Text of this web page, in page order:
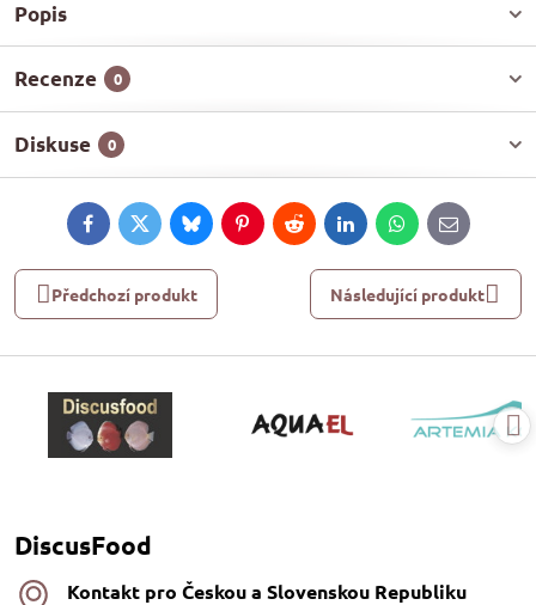
Popis
Recenze 0
Diskuse 0
FacebookTwitterBlueskyPinterestRedditLinkedInWhatsApp
E-
mail
Předchozí produkt Následující produkt
DiscusFood
Kontakt pro Českou a Slovenskou Republiku